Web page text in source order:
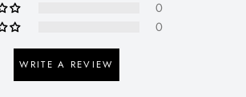
0
0
WRITE A REVIEW